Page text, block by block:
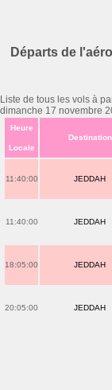
Départs de
Liste de tous les vols à
dimanche 17 novembre
Heure
Locale
Destination
11:40:00 JEDDAH
11:40:00 JEDDAH
18:05:00 JEDDAH
20:05:00 JEDDAH